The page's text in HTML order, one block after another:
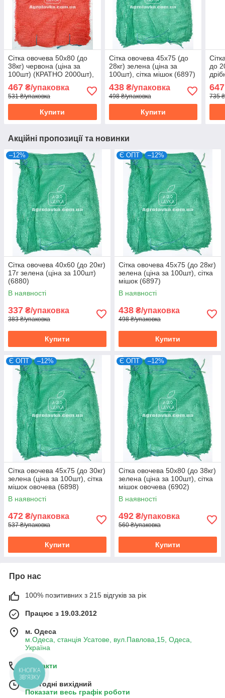
Сітка овочева 50х80 (до
38кг) червона (ціна за
100шт) (КРАТНО 2000шт),
(6903)
467 ₴/упаковка
531 ₴/упаковка
Купити
Сітка овочева 45х75 (до
28кг) зелена (ціна за
100шт), сітка мішок (6897)
438₴/упаковка
498 ₴/упаковка
Купити
до
647
735
Акційні пропозиції та новинки
–12%
Сітка овочева 40х60 (до 20кг)
17г зелена (ціна за 100шт)
(6880)
В наявності
337 ₴/упаковка
383 ₴/упаковка
Купити
Є ОПТ –12%
Сітка овочева 45х75 (до 28кг)
зелена (ціна за 100шт), сітка
мішок (6897)
В наявності
438 ₴/упаковка
498 ₴/упаковка
Купити
Є ОПТ –12%
Сітка овочева 45х75 (до 30кг)
зелена (ціна за 100шт), сітка
мішок овочева (6898)
В наявності
472 ₴/упаковка
537 ₴/упаковка
Купити
Є ОПТ –12%
Сітка овочева 50х80 (до 38кг)
зелена (ціна за 100шт), сітка
мішок овочева (6902)
В наявності
492 ₴/упаковка
560 ₴/упаковка
Купити
Про нас
100% позитивних з 215 відгуків за рік
Працює з 19.03.2012
м. Одеса
м.Одеса, станція Усатове, вул.Павлова,15, Одеса,
Україна
Контакти
Сьогодні вихідний
Показати весь графік роботи
КНОПКА
ЗВ'ЯЗКУ